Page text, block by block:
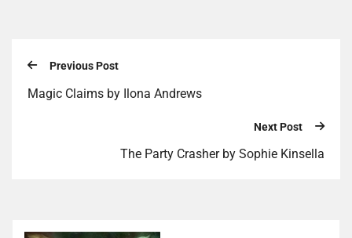
Previous Post
Magic Claims by Ilona Andrews
Next Post
The Party Crasher by Sophie Kinsella